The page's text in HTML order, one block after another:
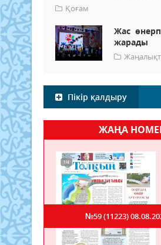
Қоғам
Жас
жарады
Пікір қалдыру
ЖАҢА
№59 (11223)